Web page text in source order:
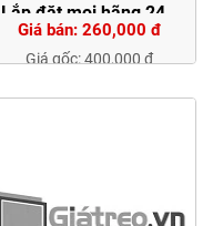
Lắp đặt mọi hãng 24 -
70 inch
Giá bán: 260,000 đ
Giá gốc: 400,000 đ